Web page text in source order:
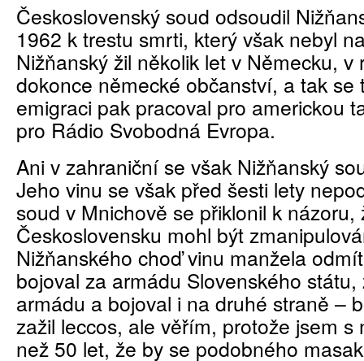
Československý soud odsoudil
1962 k trestu smrti, který však nebyl
Nižňanský žil několik let v Německu, v
dokonce německé občanství, a tak se
emigraci pak pracoval pro americkou
pro Rádio Svobodná Evropa.
Ani v zahraniční se však Nižňanský
Jeho vinu se však před šesti lety
soud v Mnichově se přiklonil k názoru,
Československu mohl být
Nižňanského choď vinu manžela
bojoval za armádu Slovenského
armádu a bojoval i na druhé straně –
zažil leccos, ale věřím, protože jsem s
než 50 let, že by se podobného